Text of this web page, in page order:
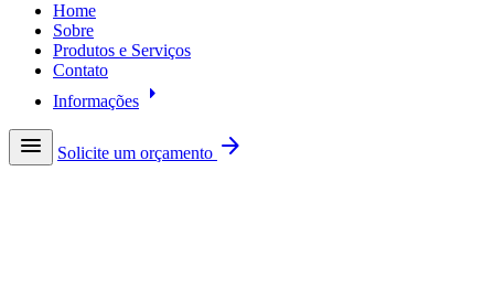
Home
Sobre
Produtos e Serviços
Contato
Informações arrow_right
menu
Solicite um orçamento arrow_forward